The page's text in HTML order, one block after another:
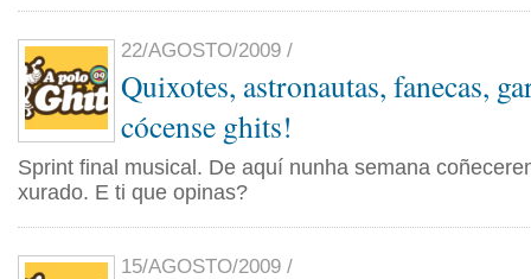
22/AGOSTO/2009 /
Quixotes, astronautas, fanecas,
cócense ghits!
Sprint final musical. De aquí nunha semana
xurado. E ti que opinas?
15/AGOSTO/2009 /